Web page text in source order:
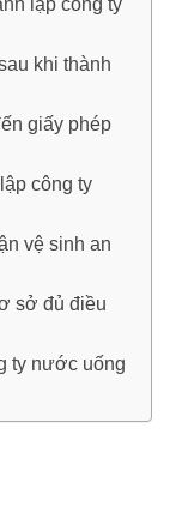
khi thành
giấy phép
công ty
vệ sinh an
sở đủ điều
ty nước uống